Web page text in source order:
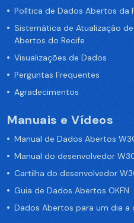
Política de Dados Abertos da
Sistemática de Atualização
Abertos do Recife
Visualizações de Dados
Perguntas Frequentes
Agradecimentos
Manuais e Vídeos
Manual de Dados Abertos
Manual do desenvolvedor
Cartilha do desenvolvedor
Guia de Dados Abertos OKFN
Dados Abertos para um dia a